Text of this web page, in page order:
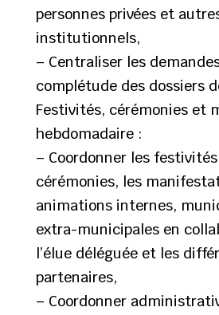
personnes privées et
institutionnels,
– Centraliser les
complétude des dossiers
Festivités, cérémonies et
hebdomadaire :
– Coordonner les
cérémonies, les
animations internes,
extra-municipales en
l’élue déléguée et les
partenaires,
– Coordonner